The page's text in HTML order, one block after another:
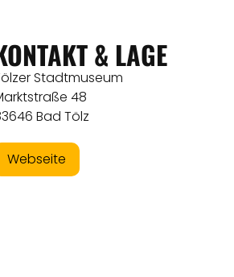
& LAGE
Stadtmuseum
48
Bad Tölz
Webseite